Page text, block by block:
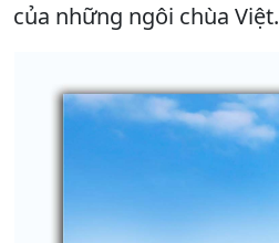
của những ngôi chùa Việt.